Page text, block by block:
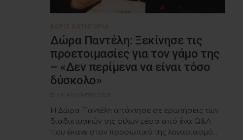
Δώρα Παντέλη: Ξεκίνησε τις
προετοιμασίες για τον γάμο της
– «Δεν περίμενα να είναι τόσο
δύσκολο»
Η Δώρα Παντέλη απάντησε σε ερωτήσεις των
διαδικτυακών της φίλων μέσα από ένα Q&A
που έκανε στον προσωπικό της λογαριασμό...